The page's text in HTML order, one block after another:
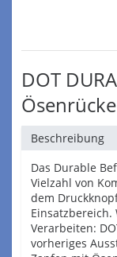
DOT
Beschreibung
Das Durable
Vielzahl von
dem
Verarbeiten:
vorheriges